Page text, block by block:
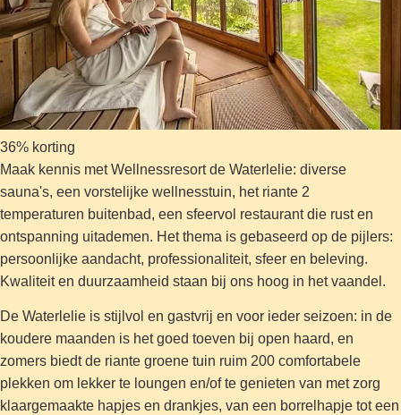
36% korting
Maak kennis met Wellnessresort de Waterlelie: diverse
sauna's, een vorstelijke wellnesstuin, het riante 2
temperaturen buitenbad, een sfeervol restaurant die rust en
ontspanning uitademen. Het thema is gebaseerd op de pijlers:
persoonlijke aandacht, professionaliteit, sfeer en beleving.
Kwaliteit en duurzaamheid staan bij ons hoog in het vaandel.
De Waterlelie is stijlvol en gastvrij en voor ieder seizoen: in de
koudere maanden is het goed toeven bij open haard, en
zomers biedt de riante groene tuin ruim 200 comfortabele
plekken om lekker te loungen en/of te genieten van met zorg
klaargemaakte hapjes en drankjes, van een borrelhapje tot een